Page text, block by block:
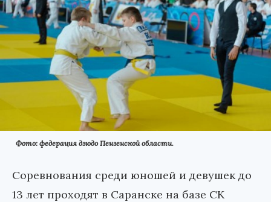
Фото: федерация дзюдо Пензенской области.
Соревнования среди юношей и девушек до
13 лет проходят в Саранске на базе СК